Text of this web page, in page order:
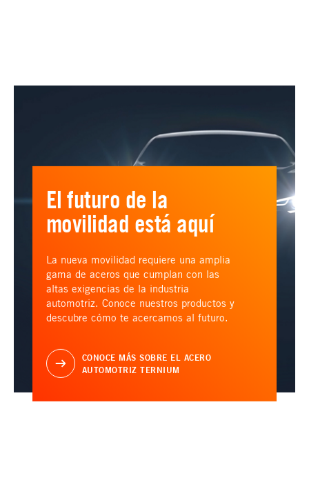
El futuro de la
movilidad está aquí
La nueva movilidad requiere una amplia
gama de aceros que cumplan con las
altas exigencias de la industria
automotriz. Conoce nuestros productos y
descubre cómo te acercamos al futuro.
CONOCE MÁS SOBRE EL ACERO
AUTOMOTRIZ TERNIUM